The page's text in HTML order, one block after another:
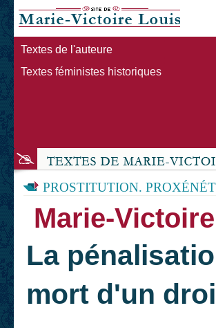
Textes de l'auteure
Textes féministes historiques
PROSTITUTION.
Marie-
La
mort d'un